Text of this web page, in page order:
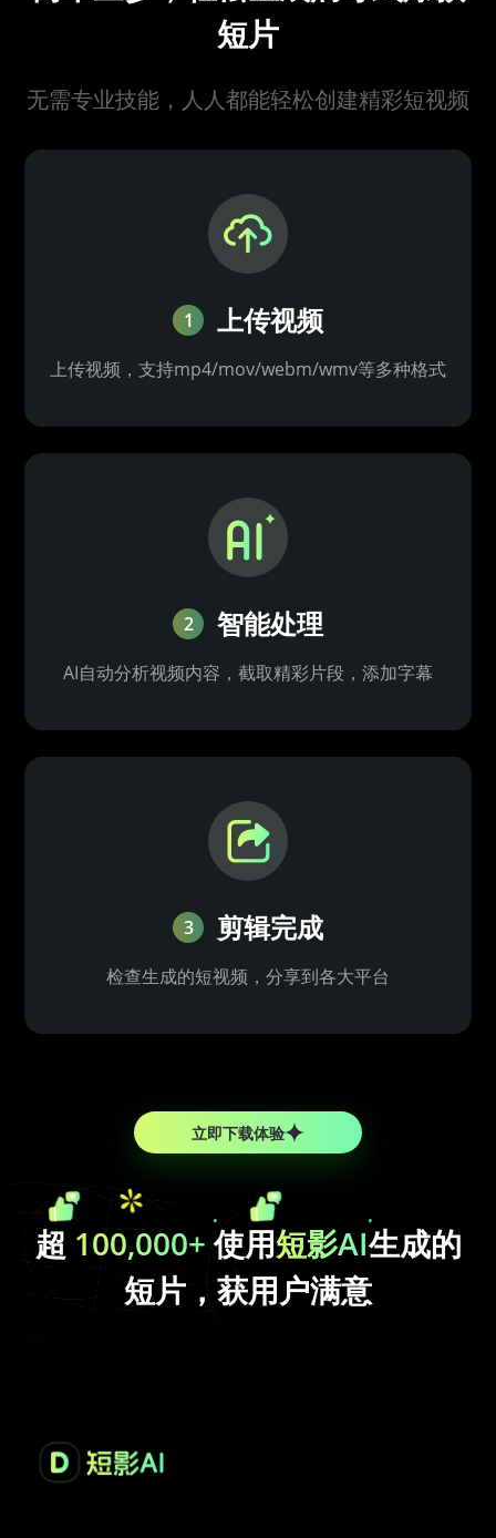
短片
无需专业技能，人人都能轻松创建精彩短视频
1 上传视频
上传视频，支持mp4/mov/webm/wmv等多种格式
2 智能处理
AI自动分析视频内容，截取精彩片段，添加字幕
3 剪辑完成
检查生成的短视频，分享到各大平台
立即下载体验
超 100,000+使用短影AI生成的
短片，获用户满意